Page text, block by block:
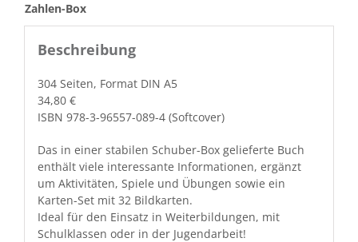
Zahlen-Box
Beschreibung
304 Seit­en, For­mat DIN A5
34,80 €
ISBN 978-3-96557-089-4 (Soft­cov­er)
Das in ein­er sta­bilen Schu­ber-Box gelieferte Buch
enthält viele inter­es­sante Infor­ma­tio­nen, ergänzt
um Aktiv­itäten, Spiele und Übun­gen sowie ein
Karten-Set mit 32 Bildkarten.
Ide­al für den Ein­satz in Weit­er­bil­dun­gen, mit
Schulk­lassen oder in der Jugendarbeit!